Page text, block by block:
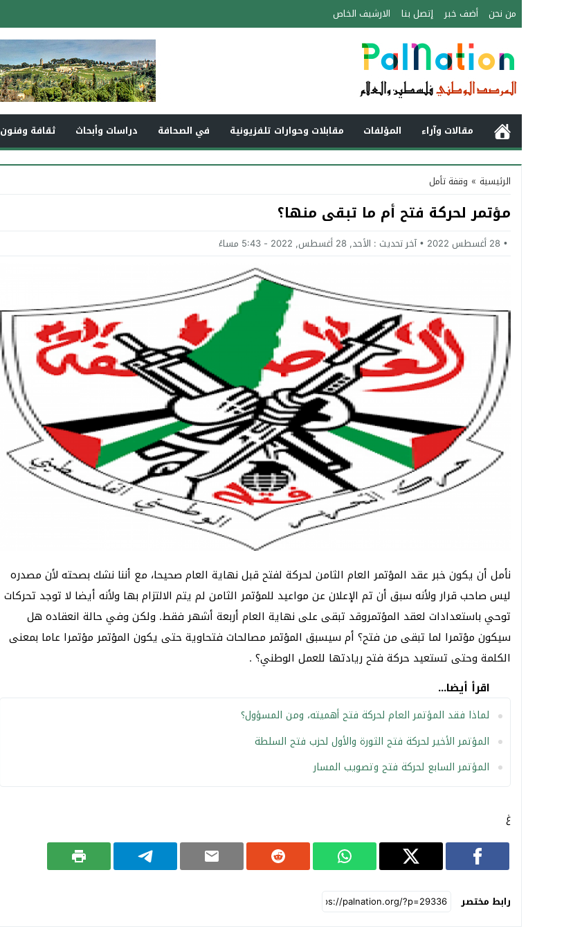
من نحن أضف خبر إتصل بنا الارشيف الخاص
مقالات وآراء المؤلفات مقابلات وحوارات تلفزيونية في الصحافة دراسات وأبحاث ثقافة وفنون
الرئيسية » وقفة تأمل
مؤتمر لحركة فتح أم ما تبقى منها؟
28 أغسطس 2022 آخر تحديث : الأحد, 28 أغسطس, 2022 - 5:43 مساءً
نأمل أن يكون خبر عقد المؤتمر العام الثامن لحركة لفتح قبل نهاية العام صحيحا، مع أننا نشك بصحته لأن مصدره
ليس صاحب قرار ولأنه سبق أن تم الإعلان عن مواعيد للمؤتمر الثامن لم يتم الالتزام بها ولأنه أيضا لا توجد تحركات
توحي باستعدادات لعقد المؤتمروقد تبقى على نهاية العام أربعة أشهر فقط. ولكن وفي حالة انعقاده هل
سيكون مؤتمرا لما تبقى من فتح؟ أم سيسبق المؤتمر مصالحات فتحاوية حتى يكون المؤتمر مؤتمرا عاما بمعنى
الكلمة وحتى تستعيد حركة فتح ريادتها للعمل الوطني؟ .
اقرأ أيضا...
لماذا فقد المؤتمر العام لحركة فتح أهميته، ومن المسؤول؟
المؤتمر الأخير لحركة فتح الثورة والأول لحزب فتح السلطة
المؤتمر السابع لحركة فتح وتصويب المسار
غ
رابط مختصر